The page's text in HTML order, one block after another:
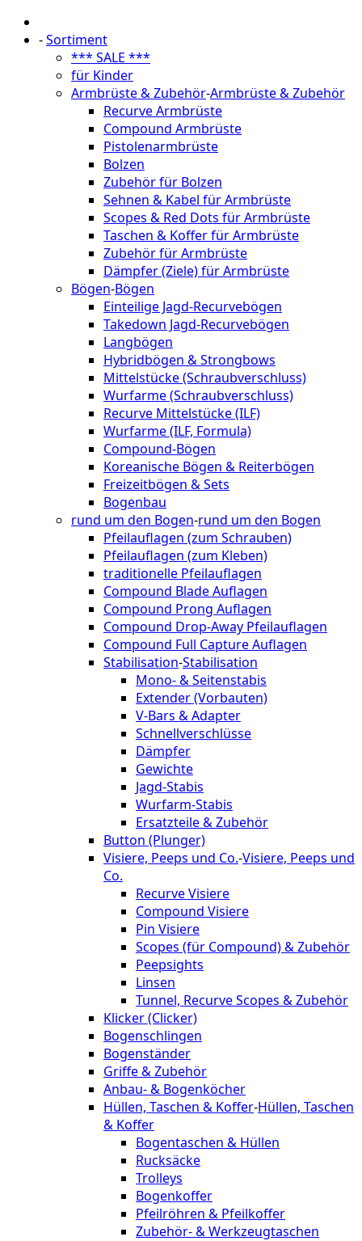
-Sortiment
*** SALE ***
für Kinder
Armbrüste & Zubehör-Armbrüste & Zubehör
Recurve Armbrüste
Compound Armbrüste
Pistolenarmbrüste
Bolzen
Zubehör für Bolzen
Sehnen & Kabel für Armbrüste
Scopes & Red Dots für Armbrüste
Taschen & Koffer für Armbrüste
Zubehör für Armbrüste
Dämpfer (Ziele) für Armbrüste
Bögen-Bögen
Einteilige Jagd-Recurvebögen
Takedown Jagd-Recurvebögen
Langbögen
Hybridbögen & Strongbows
Mittelstücke (Schraubverschluss)
Wurfarme (Schraubverschluss)
Recurve Mittelstücke (ILF)
Wurfarme (ILF, Formula)
Compound-Bögen
Koreanische Bögen & Reiterbögen
Freizeitbögen & Sets
Bogenbau
rund um den Bogen-rund um den Bogen
Pfeilauflagen (zum Schrauben)
Pfeilauflagen (zum Kleben)
traditionelle Pfeilauflagen
Compound Blade Auflagen
Compound Prong Auflagen
Compound Drop-Away Pfeilauflagen
Compound Full Capture Auflagen
Stabilisation-Stabilisation
Mono- & Seitenstabis
Extender (Vorbauten)
V-Bars & Adapter
Schnellverschlüsse
Dämpfer
Gewichte
Jagd-Stabis
Wurfarm-Stabis
Ersatzteile & Zubehör
Button (Plunger)
Visiere, Peeps und Co.-Visiere, Peeps und
Co.
Recurve Visiere
Compound Visiere
Pin Visiere
Scopes (für Compound) & Zubehör
Peepsights
Linsen
Tunnel, Recurve Scopes & Zubehör
Klicker (Clicker)
Bogenschlingen
Bogenständer
Griffe & Zubehör
Anbau- & Bogenköcher
Hüllen, Taschen & Koffer-Hüllen, Taschen
& Koffer
Bogentaschen & Hüllen
Rucksäcke
Trolleys
Bogenkoffer
Pfeilröhren & Pfeilkoffer
Zubehör- & Werkzeugtaschen